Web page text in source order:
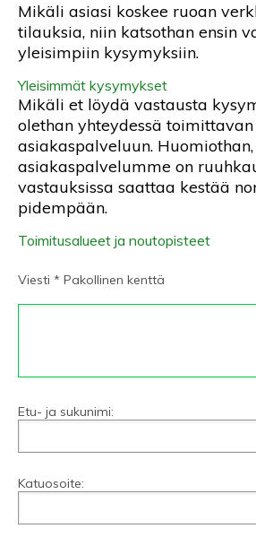
Mikäli asiasi koskee ruoan
tilauksia, niin katsothan ensin
yleisimpiin kysymyksiin.
Yleisimmät kysymykset
Mikäli et löydä vastausta
olethan yhteydessä
asiakaspalveluun.
asiakaspalvelumme on
vastauksissa saattaa kestää
pidempään.
Toimitusalueet ja noutopisteet
Viesti * Pakollinen kenttä
Etu- ja sukunimi:
Katuosoite: